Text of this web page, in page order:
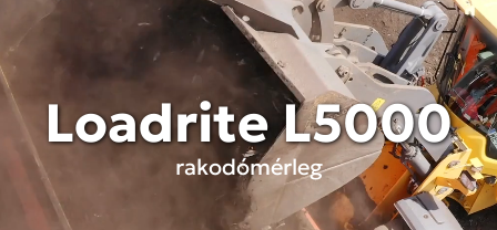
Loadrite L5000
rakodómérleg